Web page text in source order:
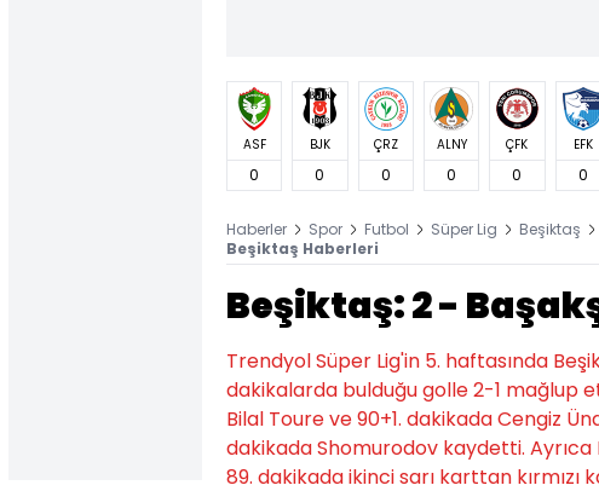
ASF
0
BJK
0
ÇRZ
0
ALNY
0
ÇFK
0
EFK
0
Haberler Spor Futbol Süper Lig Beşiktaş
Beşiktaş Haberleri
Beşiktaş: 2 -
Trendyol Süper Lig'in 5. haftasında
dakikalarda bulduğu golle 2-1 mağlup
Bilal Toure ve 90+1. dakikada Cengiz
dakikada Shomurodov kaydetti. Ayrıca
89. dakikada ikinci sarı karttan